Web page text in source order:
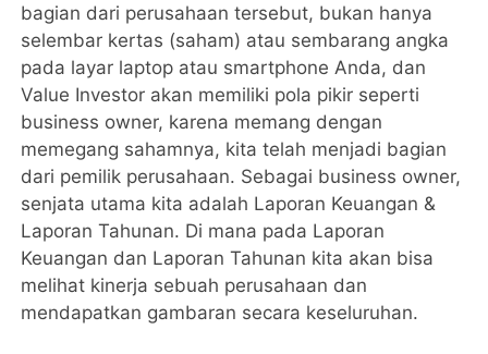
bagian dari perusahaan tersebut, bukan hanya
selembar kertas (saham) atau sembarang angka
pada layar laptop atau smartphone Anda, dan
Value Investor akan memiliki pola pikir seperti
business owner, karena memang dengan
memegang sahamnya, kita telah menjadi bagian
dari pemilik perusahaan. Sebagai business owner,
senjata utama kita adalah Laporan Keuangan &
Laporan Tahunan. Di mana pada Laporan
Keuangan dan Laporan Tahunan kita akan bisa
melihat kinerja sebuah perusahaan dan
mendapatkan gambaran secara keseluruhan.